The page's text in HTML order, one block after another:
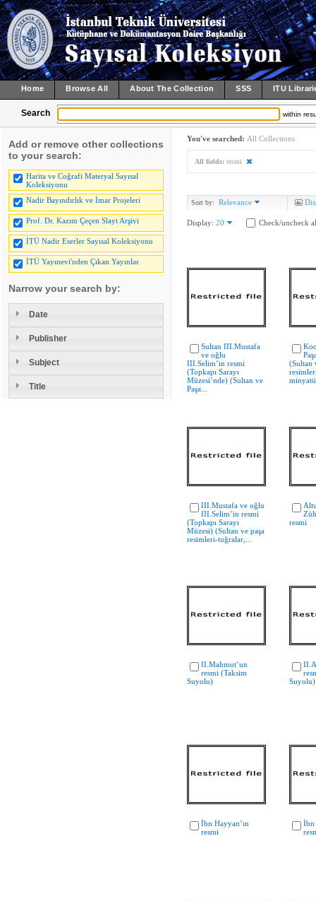
Home Browse All About The Collection SSS ITU
Search within
Add or remove other collections
to your search:
Harita ve Coğrafi Materyal Sayısal
Koleksiyonu
Nadir Bayındırlık ve İmar Projeleri
Prof. Dr. Kazım Çeçen Slayt Arşivi
İTÜ Nadir Eserler Sayısal Koleksiyonu
İTÜ Yayınevi'nden Çıkan Yayınlar
Narrow your search by:
Date
Publisher
Subject
Title
You've searched: All Collections
All fields: resmi
Sort by: Relevance
Display: 20 Check/uncheck
Sultan III.Mustafa
ve oğlu
III.Selim’in resmi
(Topkapı Sarayı
Müzesi’nde) (Sultan ve
Paşa...
(Sultan
III.Mustafa ve oğlu
III.Selim’in resmi
(Topkapı Sarayı
Müzesi) (Sultan ve paşa
resimleri-tuğralar,...
resmi
II.Mahmut’un
resmi (Taksim
Suyolu)
Suyolu)
İbn Hayyan’ın
resmi
İbn